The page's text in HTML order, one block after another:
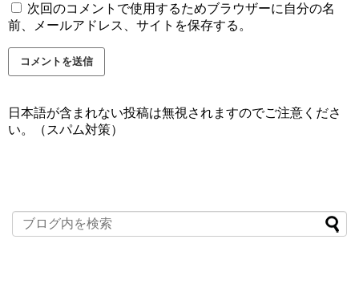
次回のコメントで使用するためブラウザーに自分の名
前、メールアドレス、サイトを保存する。
日本語が含まれない投稿は無視されますのでご注意くださ
い。（スパム対策）